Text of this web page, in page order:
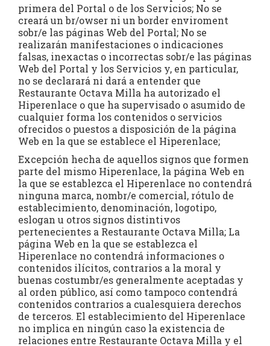
primera del Portal o de los Servicios; No se
creará un br/owser ni un border enviroment
sobr/e las páginas Web del Portal; No se
realizarán manifestaciones o indicaciones
falsas, inexactas o incorrectas sobr/e las páginas
Web del Portal y los Servicios y, en particular,
no se declarará ni dará a entender que
Restaurante Octava Milla ha autorizado el
Hiperenlace o que ha supervisado o asumido de
cualquier forma los contenidos o servicios
ofrecidos o puestos a disposición de la página
Web en la que se establece el Hiperenlace;
Excepción hecha de aquellos signos que formen
parte del mismo Hiperenlace, la página Web en
la que se establezca el Hiperenlace no contendrá
ninguna marca, nombr/e comercial, rótulo de
establecimiento, denominación, logotipo,
eslogan u otros signos distintivos
pertenecientes a Restaurante Octava Milla; La
página Web en la que se establezca el
Hiperenlace no contendrá informaciones o
contenidos ilícitos, contrarios a la moral y
buenas costumbr/es generalmente aceptadas y
al orden público, así como tampoco contendrá
contenidos contrarios a cualesquiera derechos
de terceros. El establecimiento del Hiperenlace
no implica en ningún caso la existencia de
relaciones entre Restaurante Octava Milla y el